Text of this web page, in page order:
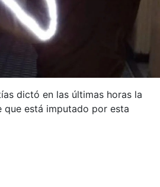
dictó en las últimas horas la
que está imputado por esta